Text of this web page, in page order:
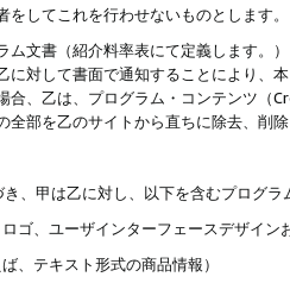
してこれを行わせないものとします。
ム文書（紹介料率表にて定義します。
に対して書面で通知することにより、
合、乙は、プログラム・コンテンツ（
全部を乙のサイトから直ちに除去、削
、甲は乙に対し、以下を含むプログ
ゴ、ユーザインターフェースデザイ
、テキスト形式の商品情報）